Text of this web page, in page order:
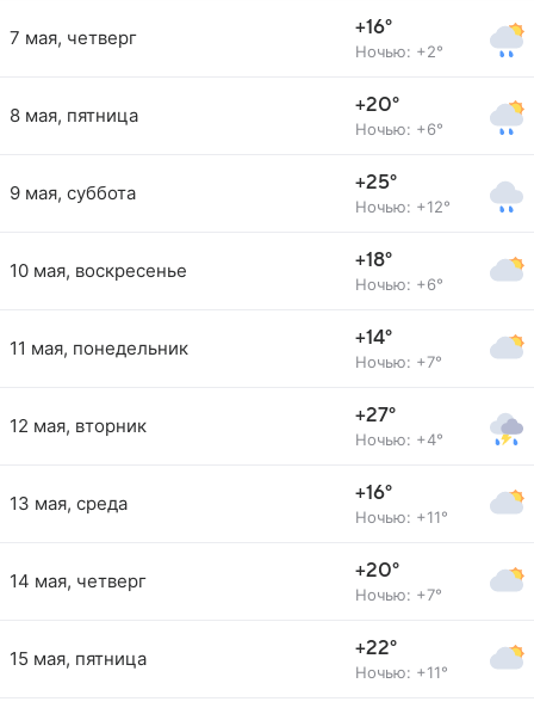
7 мая, четверг +16°
Ночью: +2°
8 мая, пятница +20°
Ночью: +6°
9 мая, суббота +25°
Ночью: +12°
10 мая, воскресенье +18°
Ночью: +6°
11 мая, понедельник +14°
Ночью: +7°
12 мая, вторник +27°
Ночью: +4°
13 мая, среда +16°
Ночью: +11°
14 мая, четверг +20°
Ночью: +7°
15 мая, пятница +22°
Ночью: +11°